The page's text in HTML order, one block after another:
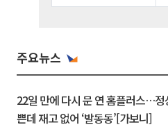
주요뉴스
22일 만에 다시 문 연 홈플러스…정
쁜데 재고 없어 ‘발동동’[가보니]